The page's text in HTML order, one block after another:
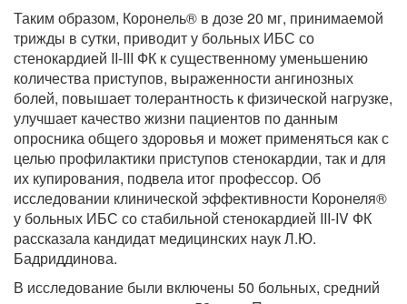
Таким образом, Коронель® в дозе 20 мг, принимаемой
трижды в сутки, приводит у больных ИБС со
стенокардией II-III ФК к существенному уменьшению
количества приступов, выраженности ангинозных
болей, повышает толерантность к физической нагрузке,
улучшает качество жизни пациентов по данным
опросника общего здоровья и может применяться как с
целью профилактики приступов стенокардии, так и для
их купирования, подвела итог профессор. Об
исследовании клинической эффективности Коронеля®
у больных ИБС со стабильной стенокардией III-IV ФК
рассказала кандидат медицинских наук Л.Ю.
Бадриддинова.
В исследование были включены 50 больных, средний